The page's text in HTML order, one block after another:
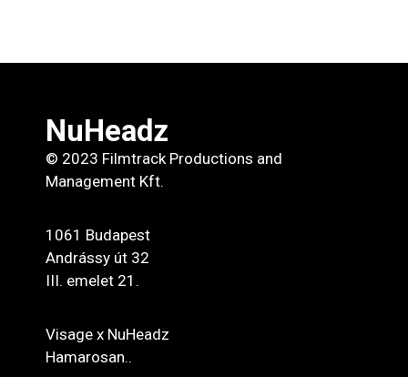
NuHeadz
© 2023 Filmtrack Productions and
Management Kft.
1061 Budapest
Andrássy út 32
III. emelet 21.
Visage x NuHeadz
Hamarosan..